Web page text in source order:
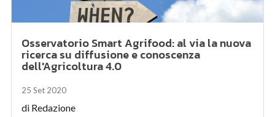
Osservatorio Smart Agrifood: al via la nuova
ricerca su diffusione e conoscenza
dell'Agricoltura 4.0
25 Set 2020
di Redazione